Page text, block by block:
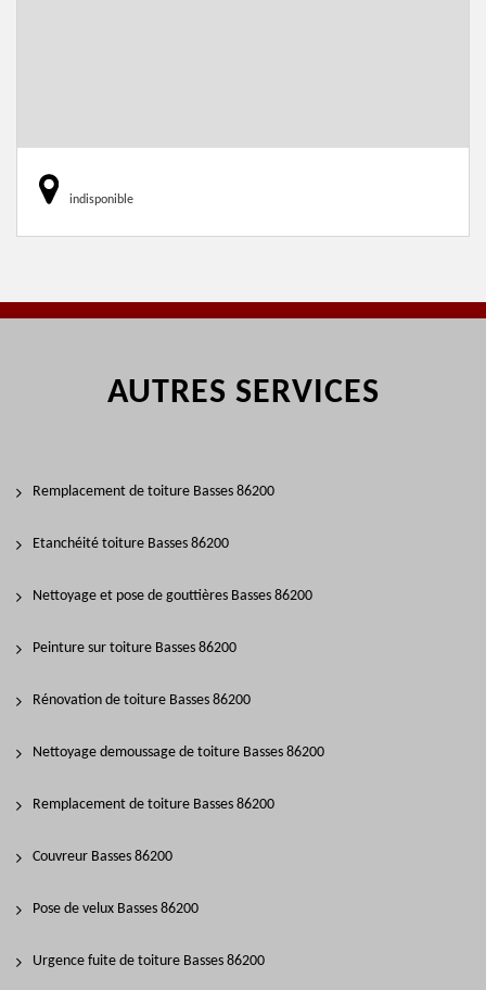
indisponible
AUTRES SERVICES
Remplacement de toiture Basses 86200
Etanchéité toiture Basses 86200
Nettoyage et pose de gouttières Basses 86200
Peinture sur toiture Basses 86200
Rénovation de toiture Basses 86200
Nettoyage demoussage de toiture Basses 86200
Remplacement de toiture Basses 86200
Couvreur Basses 86200
Pose de velux Basses 86200
Urgence fuite de toiture Basses 86200